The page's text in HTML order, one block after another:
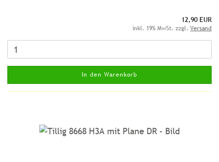
12,90 EUR
inkl. 19% MwSt. zzgl. Versand
In den Warenkorb